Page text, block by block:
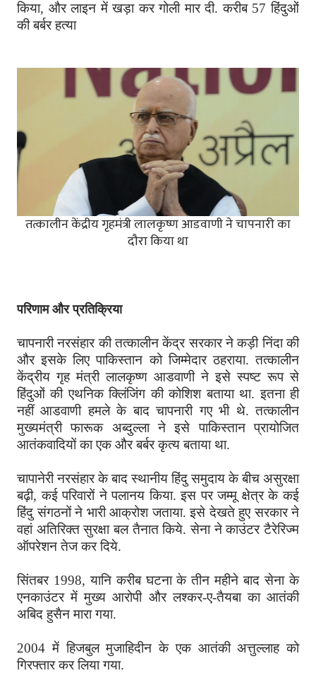
किया, और लाइन में खड़ा कर गोली मार दी. करीब 57 हिंदुओं
की बर्बर हत्या
तत्कालीन केंद्रीय गृहमंत्री लालकृष्ण आडवाणी ने चापनारी का
दौरा किया था
परिणाम और प्रतिक्रिया
चापनारी नरसंहार की तत्कालीन केंद्र सरकार ने कड़ी निंदा की
और इसके लिए पाकिस्तान को जिम्मेदार ठहराया. तत्कालीन
केंद्रीय गृह मंत्री लालकृष्ण आडवाणी ने इसे स्पष्ट रूप से
हिंदुओं की एथनिक क्लिंजिंग की कोशिश बताया था. इतना ही
नहीं आडवाणी हमले के बाद चापनारी गए भी थे. तत्कालीन
मुख्यमंत्री फारूक अब्दुल्ला ने इसे पाकिस्तान प्रायोजित
आतंकवादियों का एक और बर्बर कृत्य बताया था.
चापानेरी नरसंहार के बाद स्थानीय हिंदु समुदाय के बीच असुरक्षा
बढ़ी, कई परिवारों ने पलानय किया. इस पर जम्मू क्षेत्र के कई
हिंदु संगठनों ने भारी आक्रोश जताया. इसे देखते हुए सरकार ने
वहां अतिरिक्त सुरक्षा बल तैनात किये. सेना ने काउंटर टैरेरिज्म
ऑपरेशन तेज कर दिये.
सिंतबर 1998, यानि करीब घटना के तीन महीने बाद सेना के
एनकाउंटर में मुख्य आरोपी और लश्कर-ए-तैयबा का आतंकी
अबिद हुसैन मारा गया.
2004 में हिजबुल मुजाहिदीन के एक आतंकी अत्तुल्लाह को
गिरफ्तार कर लिया गया.